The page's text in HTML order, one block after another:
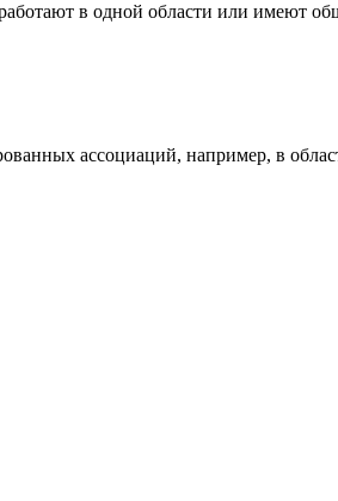
в одной области или имеют
ассоциаций, например, в